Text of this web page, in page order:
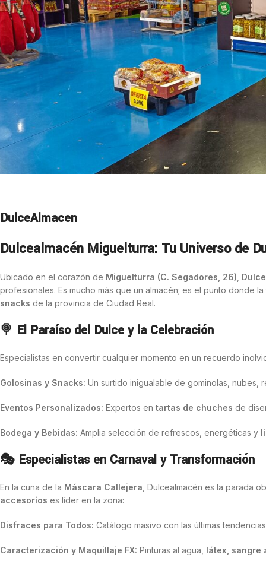
DulceAlmacen
Dulcealmacén Miguelturra: Tu Universo de
Ubicado en el corazón de Miguelturra (C. Segadores, 26)
profesionales. Es mucho más que un almacén; es el punto donde
snacks de la provincia de Ciudad Real.
🍭 El Paraíso del Dulce y la Celebración
Especialistas en convertir cualquier momento en un recuerdo
Golosinas y Snacks: Un surtido inigualable de gominolas, nubes,
Eventos Personalizados: Expertos en tartas de chuches de
Bodega y Bebidas: Amplia selección de refrescos, energéticas y
🎭 Especialistas en Carnaval y Transformación
En la cuna de la Máscara Callejera , Dulcealmacén es la parada
accesorios es líder en la zona:
Disfraces para Todos: Catálogo masivo con las últimas
Caracterización y Maquillaje FX: Pinturas al agua, látex, sangre